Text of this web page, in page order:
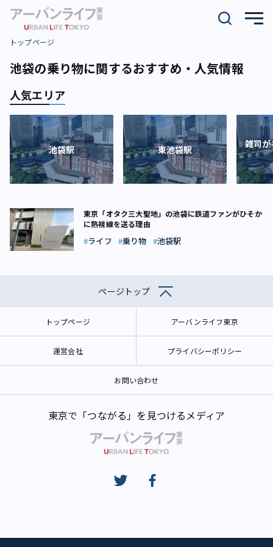
トップページ
池袋の乗り物に関するおすすめ・人気情報
人気エリア
池袋駅 東池袋駅 雑司
東京「オタク三大聖地」の池袋に鉄道ファンがひそか
に熱視線を送る理由
ライフ 乗り物 池袋駅
ページトップ
トップページ アーバンライフ東京
運営会社 プライバシーポリシー
お問い合わせ
東京で「つながる」を見つけるメディア